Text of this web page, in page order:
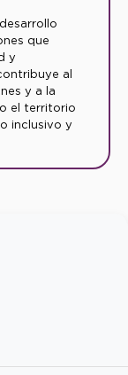
que
y
al
y a la
el territorio
inclusivo y